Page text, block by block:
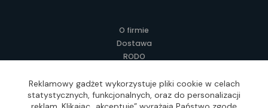
O firmie
Dostawa
RODO
Regulamin
Lokalne Gadżety Reklamowe
Reklamowy gadżet wykorzystuje pliki cookie w celach
statystycznych, funkcjonalnych, oraz do personalizacji